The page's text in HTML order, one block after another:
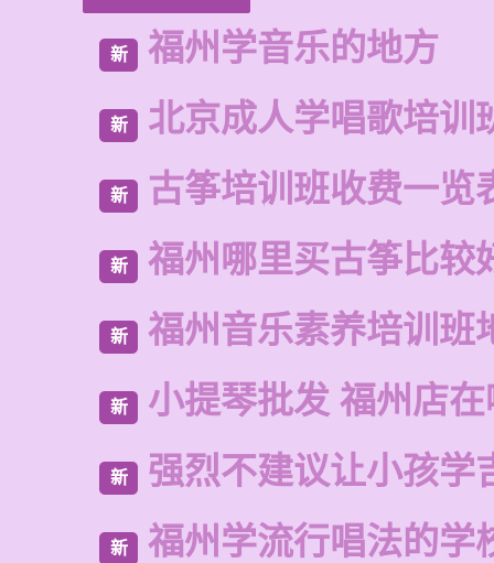
新 福州学音乐的地方
新 北京成人学唱歌培训
新 古筝培训班收费一览
新 福州哪里买古筝比较
新 福州音乐素养培训班
新 小提琴批发 福州店
新 强烈不建议让小孩学
新 福州学流行唱法的学